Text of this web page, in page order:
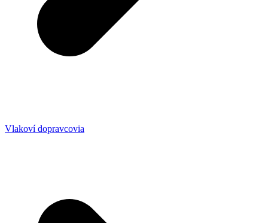
Vlakoví dopravcovia